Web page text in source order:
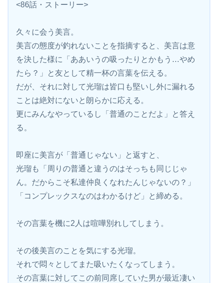
<86話・ストーリー>
久々に会う美言。
美言の態度が釣れないことを指摘すると、美言は意
を決した様に「ああいうの吸ったりとかもう…やめ
たら？」と友として精一杯の言葉を伝える。
だが、それに対して光瑠は皆口も堅いし外に漏れる
ことは絶対にないと朗らかに応える。
更にみんなやっているし「普通のことだよ」と答え
る。
即座に美言が「普通じゃない」と返すと、
光瑠も「周りの普通と違うのはそっちも同じじゃ
ん。だからこそ私達仲良くなれたんじゃないの？」
「コンプレックスなのはわかるけど」と締める。
その言葉を機に2人は喧嘩別れしてしまう。
その後美言のことを気にする光瑠。
それで悶々としてまた吸いたくなってしまう。
その言葉に対してこの前同席していた男が最近凄い